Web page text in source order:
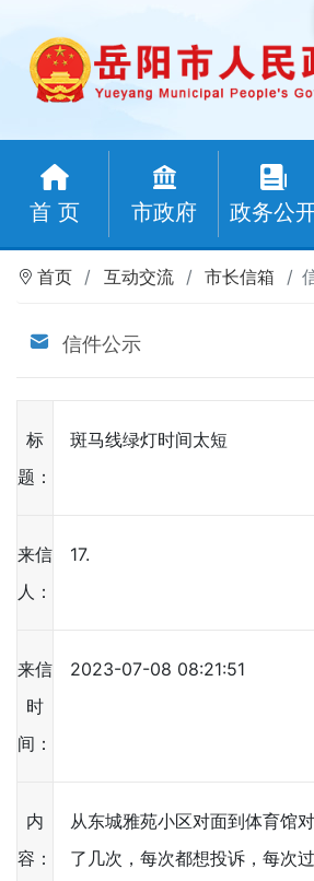
首 页 市政府 政务公
首页 互动交流 市长信箱
信件公示
标
题：
斑马线绿灯时间太短
来信
人：
17.
来信
时
间：
2023-07-08 08:21:51
内
容：
从东城雅苑小区对面到体育馆
了几次，每次都想投诉，每次